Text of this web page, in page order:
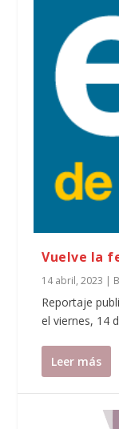
Vuelve la
14 abril, 2023 |
Reportaje
el viernes, 14
Leer más